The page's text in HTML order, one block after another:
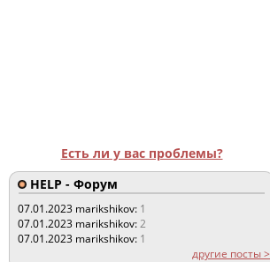
Есть ли у вас проблемы?
HELP - Форум
07.01.2023 marikshikov: 1
07.01.2023 marikshikov:2
07.01.2023 marikshikov: 1
другие посты >